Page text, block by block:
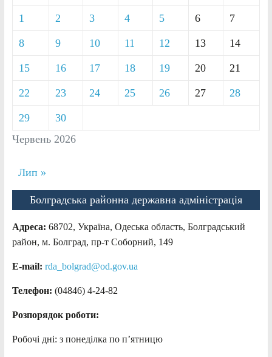
Червень 2026
1 2 3 4 5 6 7
8 9 10 11 12 13 14
15 16 17 18 19 20 21
22 23 24 25 26 27 28
29 30
Лип »
Болградська районна державна адміністрація
Адреса: 68702, Україна, Одеська область, Болградський
район, м. Болград, пр-т Соборний, 149
E-mail: rda_bolgrad@od.gov.ua
Телефон: (04846) 4-24-82
Розпорядок роботи:
Робочі дні: з понеділка по п’ятницю